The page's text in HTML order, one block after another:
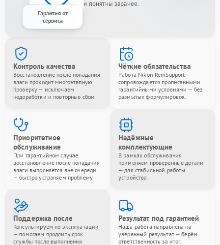
Гарантия от
сервиса
и понятны заранее.
Контроль качества
Восстановление после попадания
влаги проходит многоэтапную
проверку — исключаем
недоработки и повторные сбои.
Чёткие обязательства
Работа Nikon RemSupport
сопровождается прописанными
гарантийными условиями — без
размытых формулировок.
Приоритетное
обслуживание
При гарантийном случае
восстановление после попадания
влаги выполняется вне очереди
— быстро устраняем проблему.
Надёжные
комплектующие
В рамках обслуживания
применяем проверенные детали
— для стабильной работы
устройства.
Поддержка после
Консультируем по эксплуатации
— помогаем продлить срок
службы после выполнения
Результат под гарантией
Наша работа направлена на
уверенный результат — берём
ответственность за итог.